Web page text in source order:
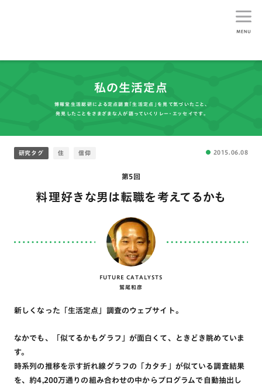
私の生活定点
博報堂生活総研による定点調査「生活定点」を見て気づいたこと、
発見したことをさまざまな人が語っていくリレー・エッセイです。
研究タグ 住 信仰 2015.06.08
第5回
料理好きな男は転職を考えてるかも
FUTURE CATALYSTS
鷲尾和彦
新しくなった「生活定点」調査のウェブサイト。
なかでも、「似てるかもグラフ」が面白くて、ときどき眺めていま
す。
時系列の推移を示す折れ線グラフの「カタチ」が似ている調査結果
を、約4,200万通りの組み合わせの中からプログラムで自動抽出し